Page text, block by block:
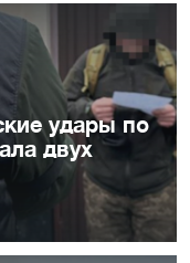
удары по
двух